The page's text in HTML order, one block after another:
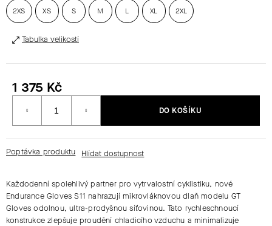
2XS XS S M L XL 2XL
Tabulka velikostí
1 375 Kč
cena:
DO KOŠÍKU
Poptávka produktu
Každodenní spolehlivý partner pro vytrvalostní cyklistiku, nové
Endurance Gloves S11 nahrazují mikrovláknovou dlaň modelu GT
Gloves odolnou,ultra-prodyšnou síťovinou. Tato rychleschnoucí
konstrukce zlepšuje proudění chladicího vzduchu a minimalizuje
HLEDAT
D
O
P
U
Č
U
E
M
E